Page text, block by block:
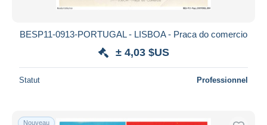
BESP11-0913-PORTUGAL - LISBOA - Praca do comercio
± 4,03 $US
Statut Professionnel
Nouveau